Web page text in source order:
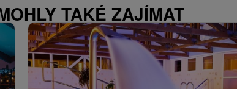
TAKÉ ZAJÍMAT